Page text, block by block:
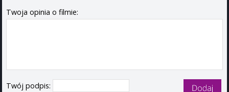
Twoja opinia o filmie:
Twój podpis: